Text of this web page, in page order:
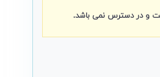
و در دسترس نمی باشد.